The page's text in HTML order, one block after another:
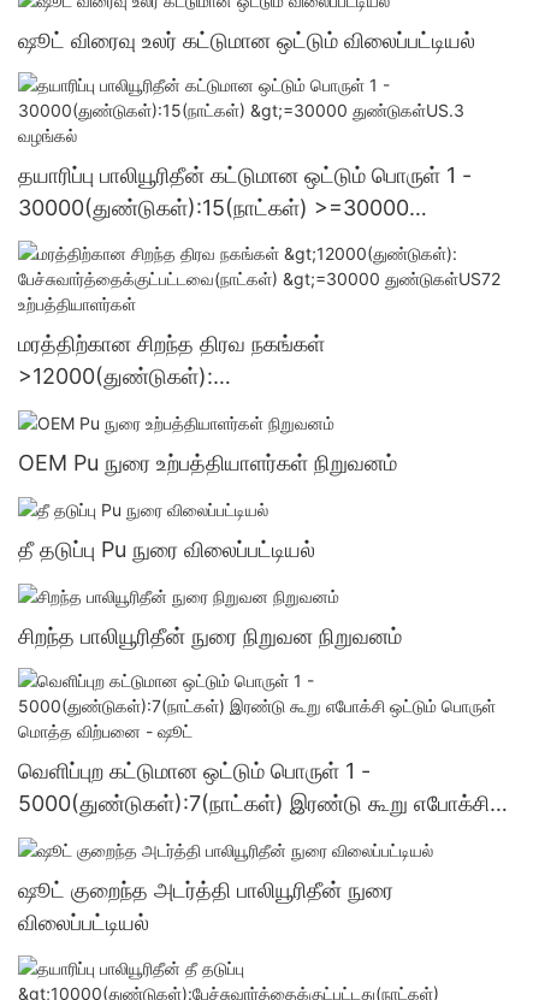
ஷூட் விரைவு உலர் கட்டுமான ஒட்டும் விலைப்பட்டியல்
தயாரிப்பு பாலியூரிதீன் கட்டுமான ஒட்டும் பொருள் 1 -
30000(துண்டுகள்):15(நாட்கள்) >=30000
துண்டுகள்US.3 வழங்கல்
மரத்திற்கான சிறந்த திரவ நகங்கள்
>12000(துண்டுகள்):
பேச்சுவார்த்தைக்குட்பட்டவை(நாட்கள்) >=30000
துண்டுகள்US72 உற்பத்தியாளர்கள்
OEM Pu நுரை உற்பத்தியாளர்கள் நிறுவனம்
தீ தடுப்பு Pu நுரை விலைப்பட்டியல்
சிறந்த பாலியூரிதீன் நுரை நிறுவன நிறுவனம்
வெளிப்புற கட்டுமான ஒட்டும் பொருள் 1 -
5000(துண்டுகள்):7(நாட்கள்) இரண்டு கூறு எபோக்சி
ஒட்டும் பொருள் மொத்த விற்பனை - ஷூட்
ஷூட் குறைந்த அடர்த்தி பாலியூரிதீன் நுரை
விலைப்பட்டியல்